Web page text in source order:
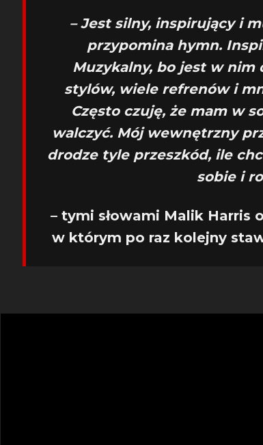
– Jest silny, inspirujący i
przypomina hymn.
Muzykalny, bo jest w nim
stylów, wiele refrenów i
Często czuję, że mam w
walczyć. Mój wewnętrzny
drodze tyle przeszkód, ile
sobie i
– tymi słowami Malik Harris
w którym po raz kolejny